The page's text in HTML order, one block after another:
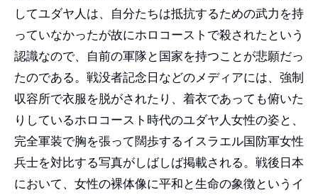
してユダヤ人は、自分たちは抵抗するための武力を持
っていなかったが故にホロコーストで殺されたという
認識なので、自前の軍隊と国家を持つことが悲願だっ
たのである。戦没者記念日などのメディアには、強制
収容所で衣服を脱がされたり、着衣であっても俯いた
りしているホロコースト時代のユダヤ人女性の姿と、
完全軍装で胸を張って闊歩するイスラエル国防軍女性
兵士を対比する写真がしばしば掲載される。戦後日本
において、女性の裸体像に平和と生命の象徴というイ